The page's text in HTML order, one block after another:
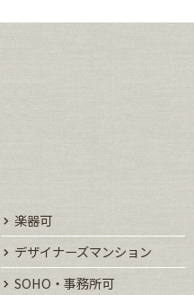
楽器可
デザイナーズマンション
SOHO・事務所可